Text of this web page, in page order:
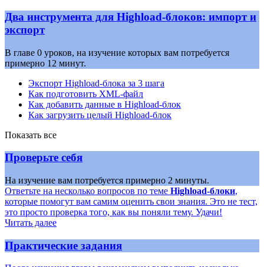
Два инструмента для Highload-блоков: импорт и
экспорт
В главе 0 уроков, на изучение которых вам потребуется
примерно 12 минут.
Экспорт Highload-блока за 3 шага
Как подготовить XML-файл
Как добавить данные в Highload-блок
Как загрузить целый Highload-блок
Показать все
Проверьте себя
На изучение вам потребуется примерно 2 минуты.
Ответьте на несколько вопросов по теме Highload-блоки,
которые помогут вам самим оценить свои знания. Это не тест,
это просто проверка того, как вы поняли тему. Удачи!
Читать далее
Практические задания